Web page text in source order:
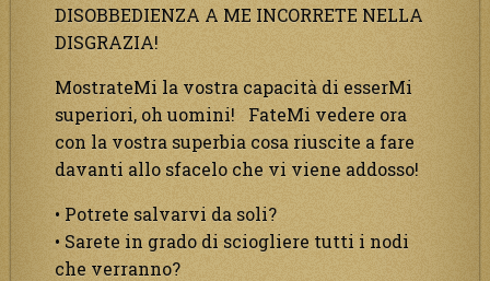
DISOBBEDIENZA A ME INCORRETE NELLA
DISGRAZIA!
MostrateMi la vostra capacità di esserMi
superiori, oh uomini! FateMi vedere ora
con la vostra superbia cosa riuscite a fare
davanti allo sfacelo che vi viene addosso!
• Potrete salvarvi da soli?
• Sarete in grado di sciogliere tutti i nodi
che verranno?